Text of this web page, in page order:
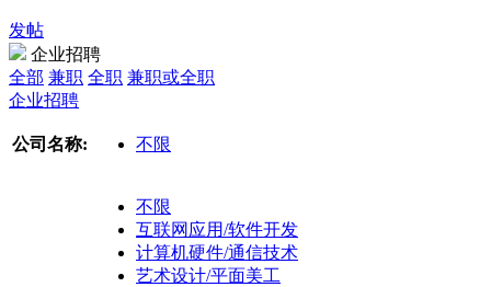
发帖
企业招聘
全部 兼职 全职 兼职或全职
企业招聘
公司名称: 不限
不限
互联网应用/软件开发
计算机硬件/通信技术
艺术设计/平面美工